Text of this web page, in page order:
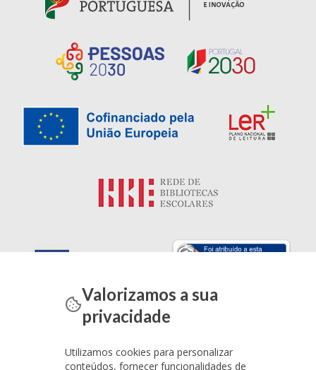
Valorizamos a sua
privacidade
Utilizamos cookies para personalizar
conteúdos, fornecer funcionalidades de